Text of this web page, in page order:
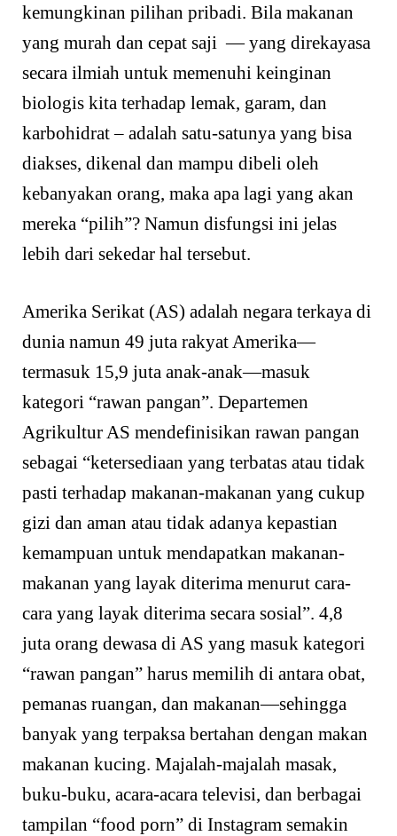
kemungkinan pilihan pribadi. Bila makanan
yang murah dan cepat saji — yang direkayasa
secara ilmiah untuk memenuhi keinginan
biologis kita terhadap lemak, garam, dan
karbohidrat – adalah satu-satunya yang bisa
diakses, dikenal dan mampu dibeli oleh
kebanyakan orang, maka apa lagi yang akan
mereka “pilih”? Namun disfungsi ini jelas
lebih dari sekedar hal tersebut.
Amerika Serikat (AS) adalah negara terkaya di
dunia namun 49 juta rakyat Amerika—
termasuk 15,9 juta anak-anak—masuk
kategori “rawan pangan”. Departemen
Agrikultur AS mendefinisikan rawan pangan
sebagai “ketersediaan yang terbatas atau tidak
pasti terhadap makanan-makanan yang cukup
gizi dan aman atau tidak adanya kepastian
kemampuan untuk mendapatkan makanan-
makanan yang layak diterima menurut cara-
cara yang layak diterima secara sosial”. 4,8
juta orang dewasa di AS yang masuk kategori
“rawan pangan” harus memilih di antara obat,
pemanas ruangan, dan makanan—sehingga
banyak yang terpaksa bertahan dengan makan
makanan kucing. Majalah-majalah masak,
buku-buku, acara-acara televisi, dan berbagai
tampilan “food porn” di Instagram semakin